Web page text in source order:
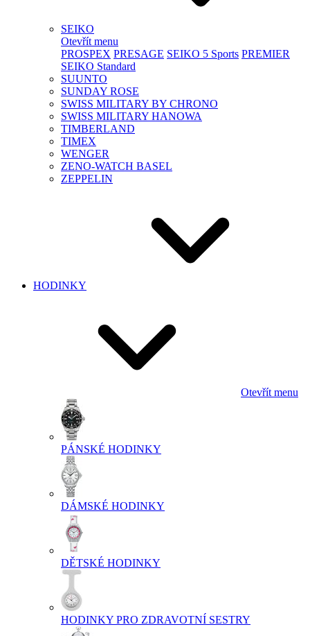
SEIKO
Otevřít menu
PROSPEX PRESAGE SEIKO 5 Sports PREMIER
SEIKO Standard
SUUNTO
SUNDAY ROSE
SWISS MILITARY BY CHRONO
SWISS MILITARY HANOWA
TIMBERLAND
TIMEX
WENGER
ZENO-WATCH BASEL
ZEPPELIN
HODINKY
Otevřít menu
PÁNSKÉ HODINKY
DÁMSKÉ HODINKY
DĚTSKÉ HODINKY
HODINKY PRO ZDRAVOTNÍ SESTRY